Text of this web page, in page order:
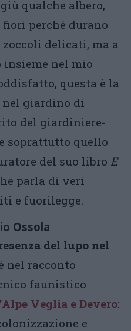
qualche albero,
perché durano
delicati, ma a
insieme nel mio
questa è la
nel giardino di
del giardiniere-
e soprattutto quello
del suo libro E
parla di veri
e fuorilegge.
Ossola
del lupo nel
nel racconto
faunistico
Veglia e Devero:
e